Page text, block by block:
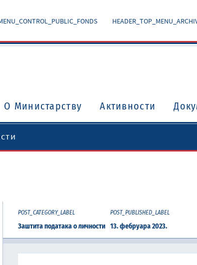
O Министарству Активности
POST_CATEGORY_LABEL
Заштита података о личности
POST_PUBLISHED_LABEL
13. фебруара 2023.